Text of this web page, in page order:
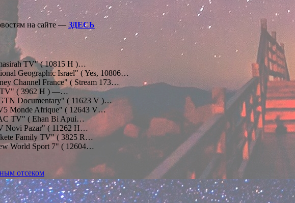
на сайте — ЗДЕСЬ
TV" ( 10815 H )…
Geographic Israel" ( Yes, 10806…
Channel France" ( Stream 173…
( 3962 H ) —…
Documentary" ( 11623 V )…
Monde Afrique" ( 12643 V…
TV" ( Ehan Bi Apui…
Novi Pazar" ( 11262 H…
Family TV" ( 3825 R…
World Sport 7" ( 12604…
отсеком